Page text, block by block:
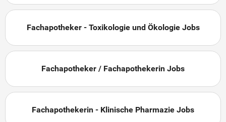
Fachapotheker - Toxikologie und Ökologie Jobs
Fachapotheker / Fachapothekerin Jobs
Fachapothekerin - Klinische Pharmazie Jobs